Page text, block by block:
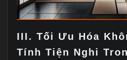
III. Tối Ưu Hóa
Tính Tiện Nghi